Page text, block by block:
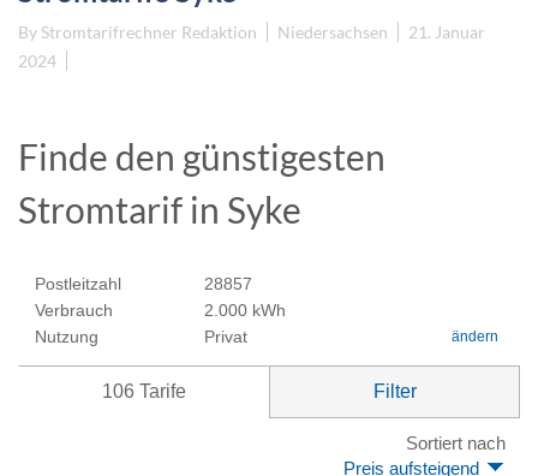
By Stromtarifrechner Redaktion Niedersachsen
21. Januar
2024
Finde den günstigesten
Stromtarif in Syke